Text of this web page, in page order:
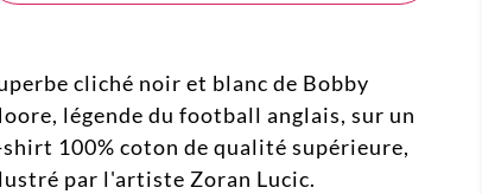
cliché noir et blanc de Bobby
légende du football anglais, sur un
shirt 100% coton de qualité supérieure,
par l'artiste Zoran Lucic.